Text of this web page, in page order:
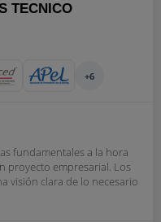
TECNICO
+6
fundamentales a la hora
proyecto empresarial. Los
visión clara de lo necesario